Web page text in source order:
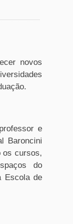
novos
e
Baroncini
os cursos,
do
Escola de